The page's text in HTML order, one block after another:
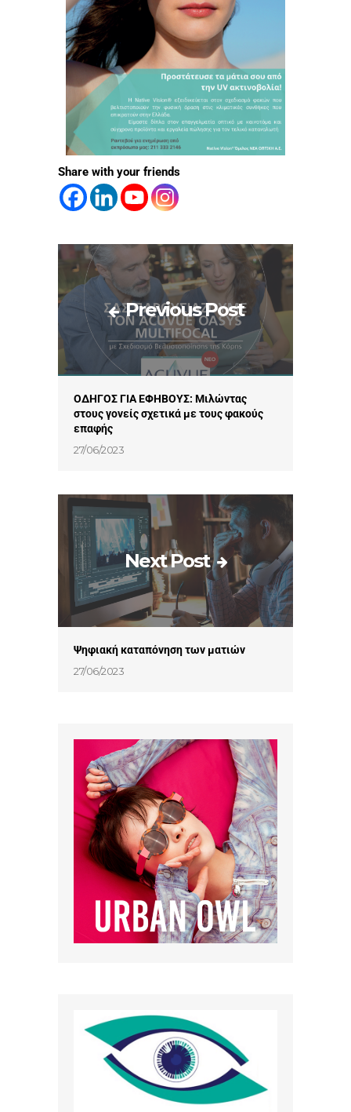
Share with your friends
Previous Post
ΟΔΗΓΟΣ ΓΙΑ ΕΦΗΒΟΥΣ: Μιλώντας
στους γονείς σχετικά με τους φακούς
επαφής
27/06/2023
Next Post
Ψηφιακή καταπόνηση των ματιών
27/06/2023